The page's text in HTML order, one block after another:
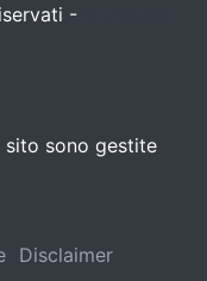
-
sono gestite
Disclaimer